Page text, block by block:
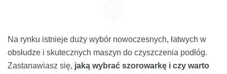
Na rynku istnieje duży wybór nowoczesnych, łatwych w
obsłudze i skutecznych maszyn do czyszczenia podłóg.
Zastanawiasz się, jaką wybrać szorowarkę i czy warto